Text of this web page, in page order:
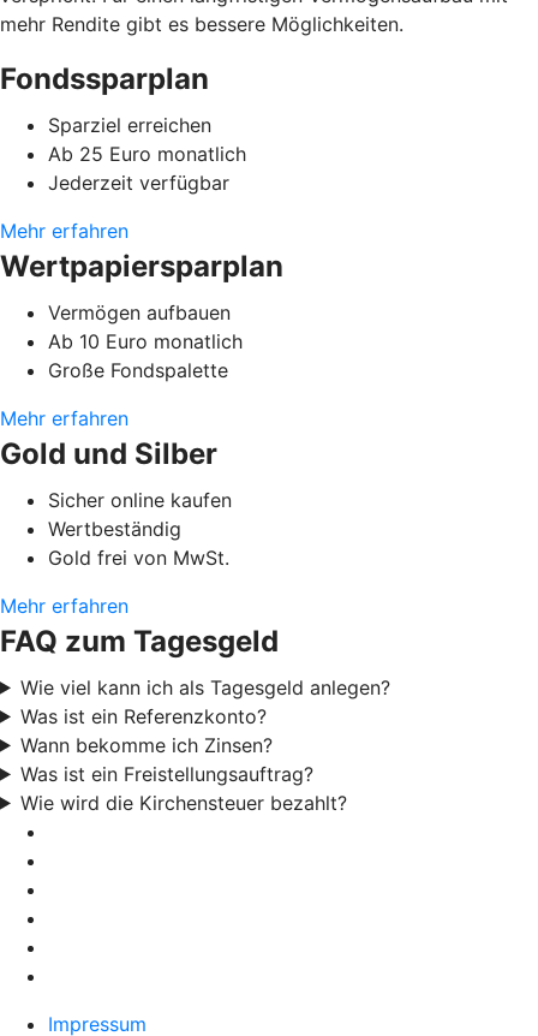
mehr Rendite gibt es bessere Möglichkeiten.
Fondssparplan
Sparziel erreichen
Ab 25 Euro monatlich
Jederzeit verfügbar
Mehr erfahren
Wertpapiersparplan
Vermögen aufbauen
Ab 10 Euro monatlich
Große Fondspalette
Mehr erfahren
Gold und Silber
Sicher online kaufen
Wertbeständig
Gold frei von MwSt.
Mehr erfahren
FAQ zum Tagesgeld
Wie viel kann ich als Tagesgeld anlegen?
Was ist ein Referenzkonto?
Wann bekomme ich Zinsen?
Was ist ein Freistellungsauftrag?
Wie wird die Kirchensteuer bezahlt?
Impressum